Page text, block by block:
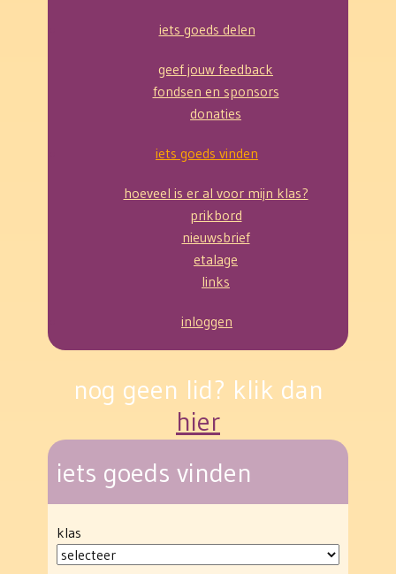
iets goeds delen
geef jouw feedback
fondsen en sponsors
donaties
iets goeds vinden
hoeveel is er al voor mijn klas?
prikbord
nieuwsbrief
etalage
links
inloggen
nog geen lid? klik dan
hier
iets goeds vinden
klas